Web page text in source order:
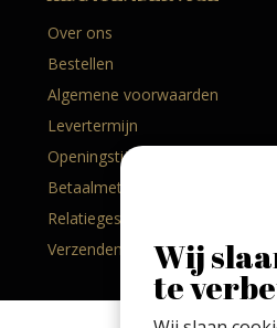
Over ons
Bestellen
Algemene voorwaarden
Levertermijn
Openingstijden
Betaalmethoden
Relatiegeschenken
Verzenden & retourneren
Wij
te